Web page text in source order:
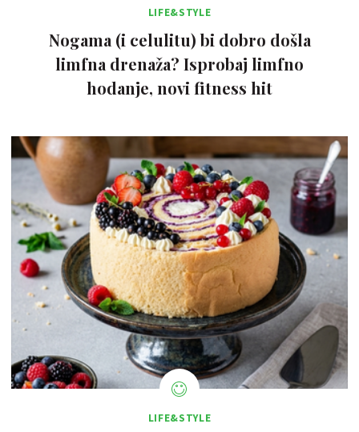
LIFE&STYLE
Nogama (i celulitu) bi dobro došla
limfna drenaža? Isprobaj limfno
hodanje, novi fitness hit
LIFE&STYLE